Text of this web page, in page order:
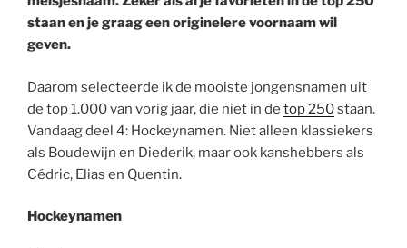
staan en je graag een originelere voornaam wil
geven.
Daarom selecteerde ik de mooiste jongensnamen uit
de top 1.000 van vorig jaar, die niet in de top 250staan.
Vandaag deel 4: Hockeynamen. Niet alleen klassiekers
als Boudewijn en Diederik, maar ook kanshebbers als
Cédric, Elias en Quentin.
Hockeynamen